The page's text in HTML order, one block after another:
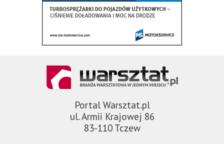
Portal Warsztat.pl
ul. Armii Krajowej 86
83-110 Tczew